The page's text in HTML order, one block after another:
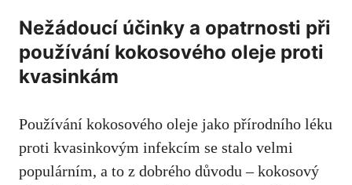
Nežádoucí účinky a opatrnosti při
používání kokosového oleje proti
kvasinkám
Používání kokosového oleje jako přírodního léku
proti kvasinkovým infekcím se stalo⁤ velmi
populárním, a ⁢to z ‍dobrého důvodu – ​kokosový